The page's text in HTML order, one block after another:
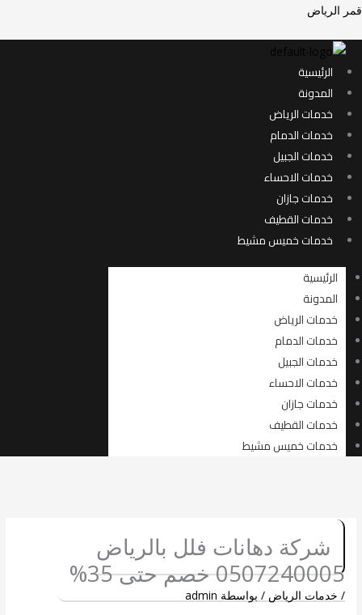
تخطي
المحتوى
قمر الرياض
الرئيسية
المدونة
خدمات الرياض
خدمات الدمام
خدمات الجبيل
خدمات الاحساء
خدمات جازان
خدمات القطيف
خدمات خميس مشيط
الرئيسية
المدونة
خدمات الرياض
خدمات الدمام
خدمات الجبيل
خدمات الاحساء
خدمات جازان
خدمات القطيف
خدمات خميس مشيط
شركة دهانات فلل بالرياض
0507240005 خصم حتى 35%
/ خدمات الرياض / بواسطة admin
Menu
Menu